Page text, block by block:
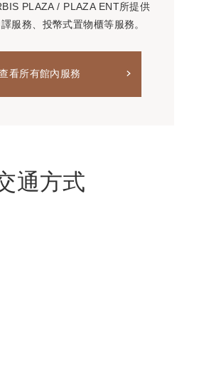
PLAZA / PLAZA ENT所提供
服務、投幣式置物櫃等服務。
看所有館內服務
通方式